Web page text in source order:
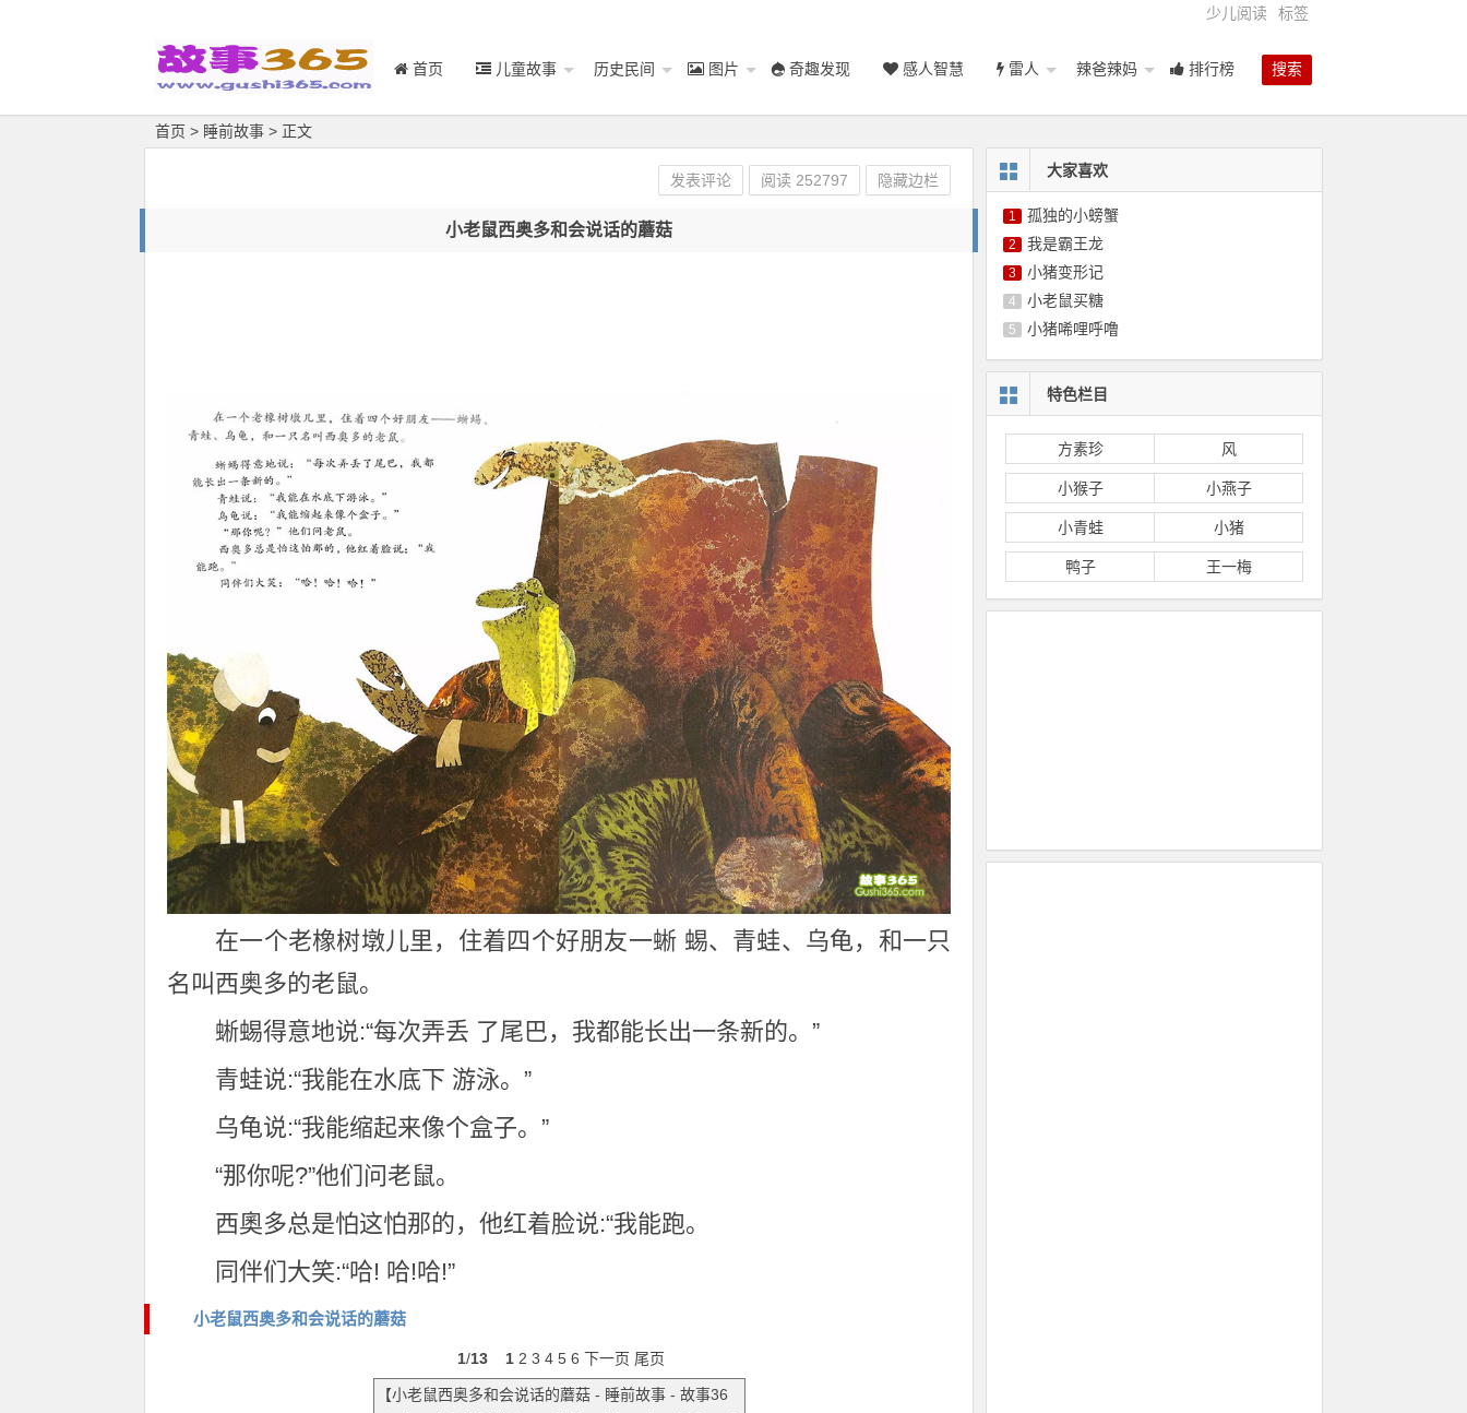
少儿阅读 标签
搜索
首页 儿童故事 历史民间 图片 奇趣发现 感人智慧 雷人 辣爸辣妈 排行榜
首页 > 睡前故事 > 正文
小老鼠西奥多和会说话的蘑菇
在一个老橡树墩儿里，住着四个好朋友一蜥 蜴、青蛙、乌龟，和一只
名叫西奥多的老鼠。
蜥蜴得意地说:“每次弄丢 了尾巴，我都能长出一条新的。”
青蛙说:“我能在水底下 游泳。”
乌龟说:“我能缩起来像个盒子。”
“那你呢?”他们问老鼠。
西奧多总是怕这怕那的，他红着脸说:“我能跑。
同伴们大笑:“哈! 哈!哈!”
小老鼠西奥多和会说话的蘑菇
1/13 1 2 3 4 5 6 下一页 尾页
发表评论 阅读 252797 隐藏边栏
大家喜欢
1 孤独的小螃蟹
2 我是霸王龙
3 小猪变形记
4 小老鼠买糖
5 小猪唏哩呼噜
特色栏目
方素珍 风
小猴子 小燕子
小青蛙 小猪
鸭子 王一梅